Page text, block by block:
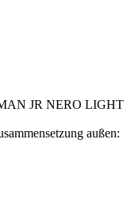
JR NERO LIGHT
außen: